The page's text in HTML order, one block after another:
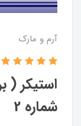
آرم و مارک
استیکر
شماره 2